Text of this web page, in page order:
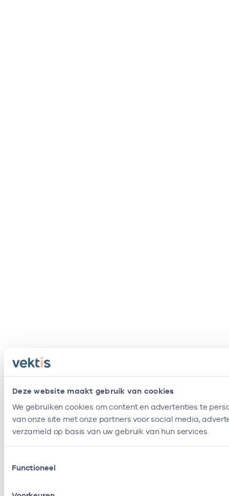
Deze website maakt gebruik van cookies
We gebruiken cookies om content en advertenties te
van onze site met onze partners voor social media,
verzameld op basis van uw gebruik van hun services.
Functioneel